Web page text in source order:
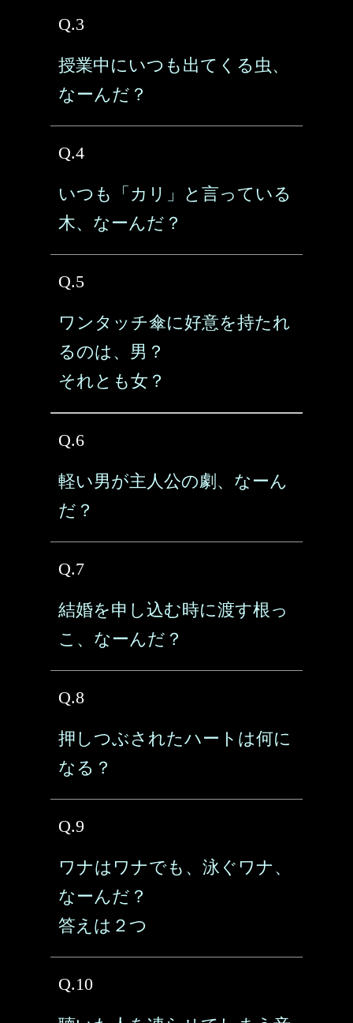
Q.3
授業中にいつも出てくる虫、
なーんだ？
Q.4
いつも「カリ」と言っている
木、なーんだ？
Q.5
ワンタッチ傘に好意を持たれ
るのは、男？
それとも女？
Q.6
軽い男が主人公の劇、なーん
だ？
Q.7
結婚を申し込む時に渡す根っ
こ、なーんだ？
Q.8
押しつぶされたハートは何に
なる？
Q.9
ワナはワナでも、泳ぐワナ、
なーんだ？
答えは２つ
Q.10